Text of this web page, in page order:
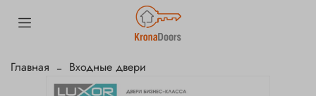
Главная Входные двери